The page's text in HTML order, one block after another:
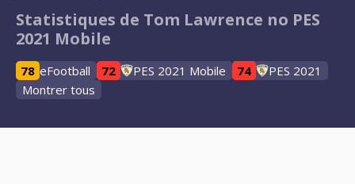
Statistiques de Tom Lawrence no PES
2021 Mobile
78 eFootball 72 PES 2021 Mobile 74
PES 2021
Montrer tous